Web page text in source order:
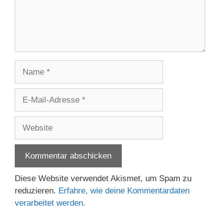
Adresse
Diese Website verwendet Akismet, um Spam zu
reduzieren. Erfahre, wie deine Kommentardaten
verarbeitet werden.